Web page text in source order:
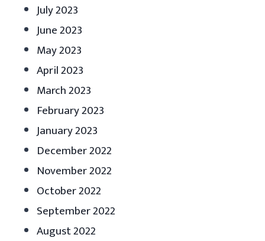
July 2023
June 2023
May 2023
April 2023
March 2023
February 2023
January 2023
December 2022
November 2022
October 2022
September 2022
August 2022